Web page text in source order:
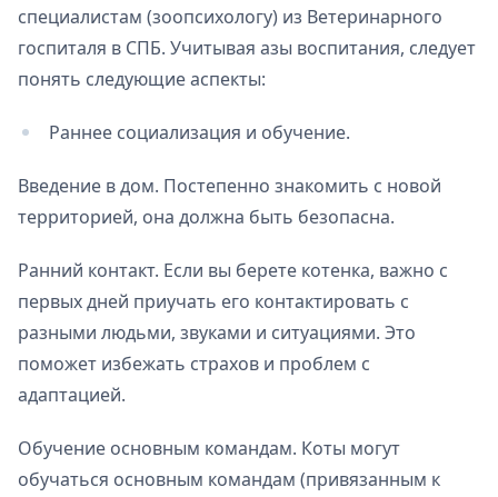
специалистам (зоопсихологу) из Ветеринарного
госпиталя в СПБ. Учитывая азы воспитания, следует
понять следующие аспекты:
Раннее социализация и обучение.
Введение в дом. Постепенно знакомить с новой
территорией, она должна быть безопасна.
Ранний контакт. Если вы берете котенка, важно с
первых дней приучать его контактировать с
разными людьми, звуками и ситуациями. Это
поможет избежать страхов и проблем с
адаптацией.
Обучение основным командам. Коты могут
обучаться основным командам (привязанным к